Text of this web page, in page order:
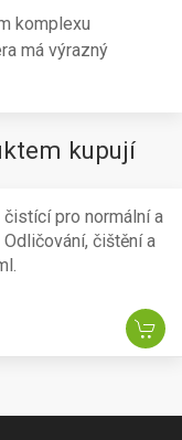
komplexu
má výrazný
kupují
pro normální a
čištění a